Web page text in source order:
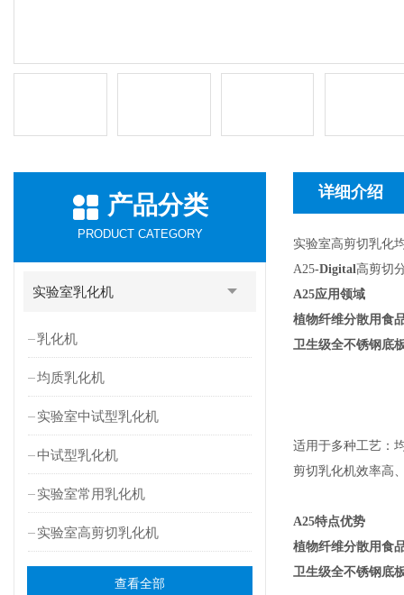
产品分类
PRODUCT CATEGORY
实验室乳化机
乳化机
均质乳化机
实验室中试型乳化机
中试型乳化机
实验室常用乳化机
实验室高剪切乳化机
查看全部
详细介绍
实验室高剪切乳化
A25-Digital高剪切
A25应用领域
植物纤维分散用食
卫生级全不锈钢底
适用于多种工艺：
剪切乳化机效率高
A25特点优势
植物纤维分散用食
卫生级全不锈钢底